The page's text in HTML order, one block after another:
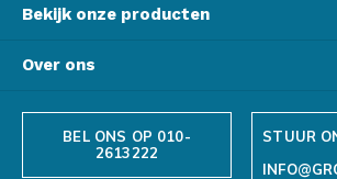
Bekijk onze producten
Over ons
BEL ONS OP 010-
2613222
STUUR